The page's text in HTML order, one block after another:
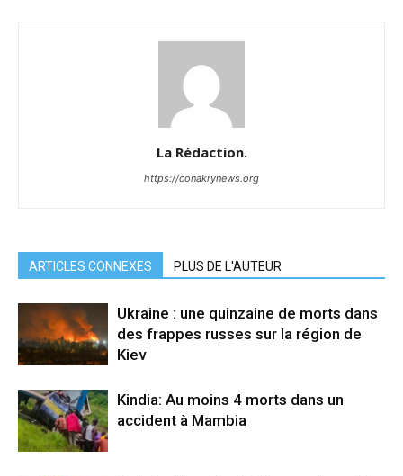
La Rédaction.
https://conakrynews.org
ARTICLES CONNEXES PLUS DE L'AUTEUR
Ukraine : une quinzaine de morts dans
des frappes russes sur la région de
Kiev
Kindia: Au moins 4 morts dans un
accident à Mambia